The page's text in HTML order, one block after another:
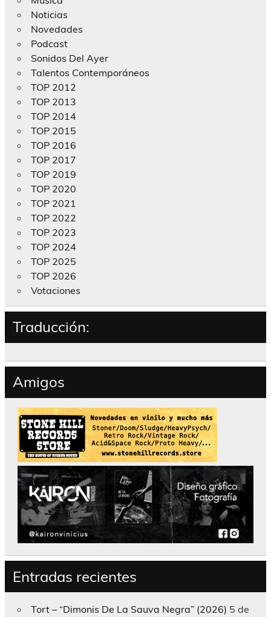
Noticias
Novedades
Podcast
Sonidos Del Ayer
Talentos Contemporáneos
TOP 2012
TOP 2013
TOP 2014
TOP 2015
TOP 2016
TOP 2017
TOP 2019
TOP 2020
TOP 2021
TOP 2022
TOP 2023
TOP 2024
TOP 2025
TOP 2026
Votaciones
Traducción:
Amigos
Entradas recientes
Tort – “Dimonis De La Sauva Negra” (2026) 5 de